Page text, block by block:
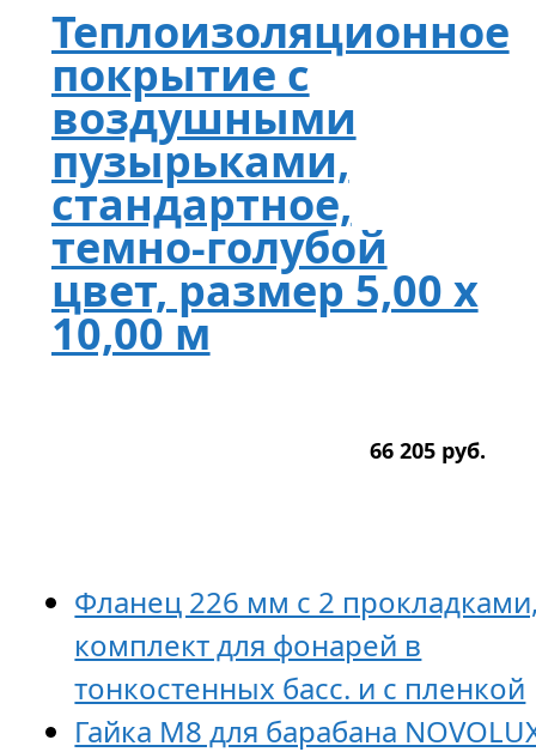
Теплоизоляционное
покрытие с
воздушными
пузырьками,
стандартное,
темно-голубой
цвет, размер 5,00 х
10,00 м
66 205 руб.
Фланец 226 мм с 2
комплект для фонарей в
тонкостенных басс. и с пленкой
Гайка М8 для барабана